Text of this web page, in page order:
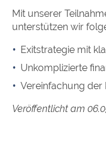
Mit unserer
unterstützen wir
Exitstrategie mit
Unkomplizierte
Vereinfachung
Veröffentlicht am